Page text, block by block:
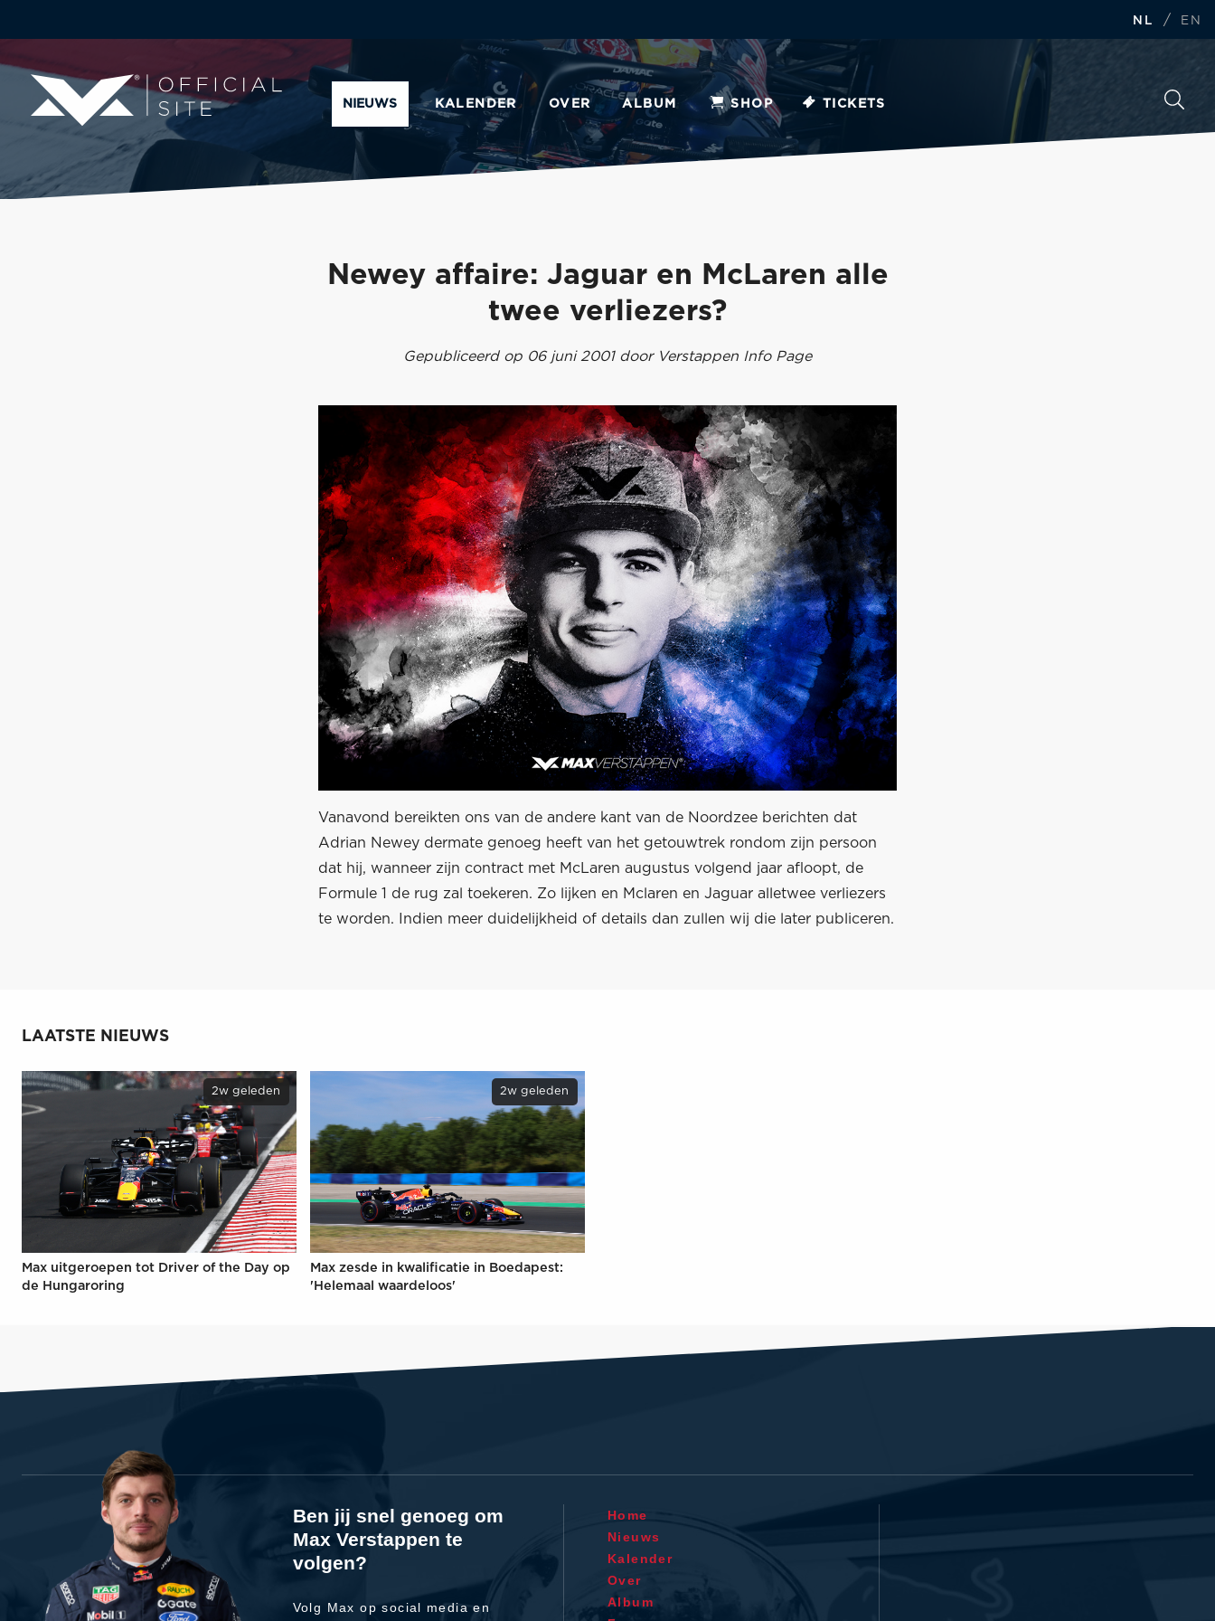
NL / EN
NIEUWS KALENDER OVER ALBUM SHOP TICKETS
Newey affaire: Jaguar en McLaren alle
twee verliezers?
Gepubliceerd op 06 juni 2001 door Verstappen Info Page
Vanavond bereikten ons van de andere kant van de Noordzee berichten dat
Adrian Newey dermate genoeg heeft van het getouwtrek rondom zijn persoon
dat hij, wanneer zijn contract met McLaren augustus volgend jaar afloopt, de
Formule 1 de rug zal toekeren. Zo lijken en Mclaren en Jaguar alletwee verliezers
te worden. Indien meer duidelijkheid of details dan zullen wij die later publiceren.
LAATSTE NIEUWS
2w geleden
Max uitgeroepen tot Driver of the Day op
de Hungaroring
2w geleden
Max zesde in kwalificatie in Boedapest:
'Helemaal waardeloos'
Ben jij snel genoeg om
Max Verstappen te
volgen?
Volg Max op social media en
Home
Nieuws
Kalender
Over
Album